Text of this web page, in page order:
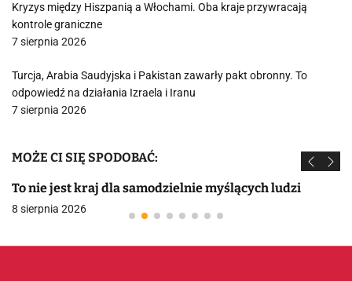
Kryzys między Hiszpanią a Włochami. Oba kraje przywracają
kontrole graniczne
7 sierpnia 2026
Turcja, Arabia Saudyjska i Pakistan zawarły pakt obronny. To
odpowiedź na działania Izraela i Iranu
7 sierpnia 2026
MOŻE CI SIĘ SPODOBAĆ:
To nie jest kraj dla samodzielnie myślących ludzi
8 sierpnia 2026